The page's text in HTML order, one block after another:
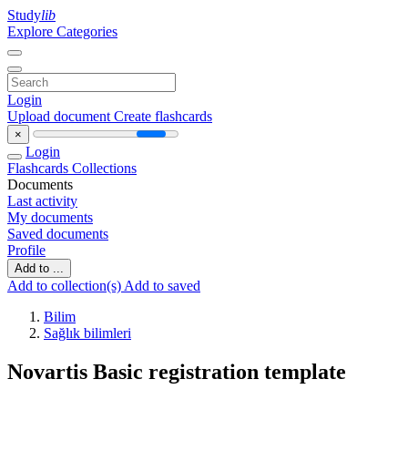
Studylib
Explore Categories
Login
Upload document Create flashcards
×
Login
Flashcards Collections
Documents
Last activity
My documents
Saved documents
Profile
Add to ...
Add to collection(s) Add to saved
Bilim
Sağlık bilimleri
Novartis Basic registration template